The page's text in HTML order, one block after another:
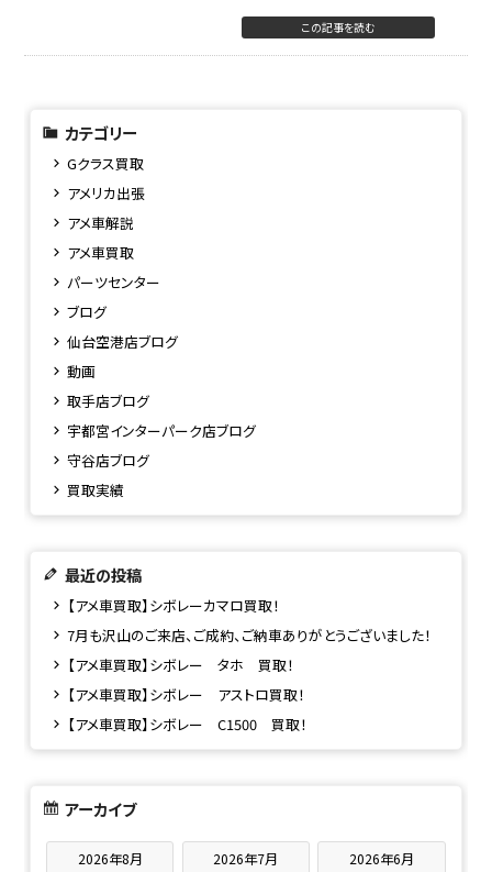
この記事を読む
カテゴリー
Gクラス買取
アメリカ出張
アメ車解説
アメ車買取
パーツセンター
ブログ
仙台空港店ブログ
動画
取手店ブログ
宇都宮インターパーク店ブログ
守谷店ブログ
買取実績
最近の投稿
【アメ車買取】シボレーカマロ買取！
7月も沢山のご来店、ご成約、ご納車ありがとうございました！
【アメ車買取】シボレー タホ 買取！
【アメ車買取】シボレー アストロ買取！
【アメ車買取】シボレー C1500 買取！
アーカイブ
2026年8月 2026年7月 2026年6月